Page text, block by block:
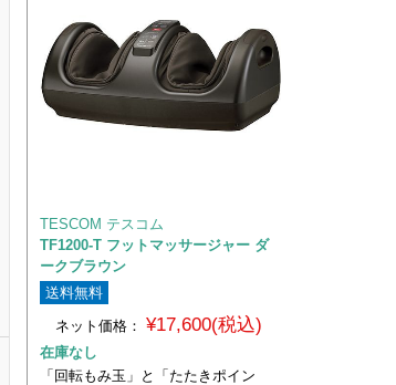
TESCOM テスコム
TF1200-T フットマッサージャー ダ
ークブラウン
送料無料
ネット価格：
¥17,600(税込)
在庫なし
「回転もみ玉」と「たたきポイン